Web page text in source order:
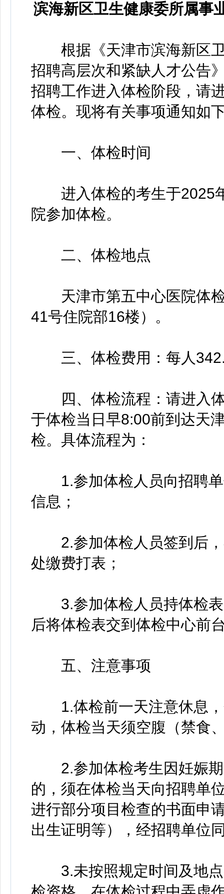
滨海新区卫生健康委所属事
根据《天津市滨海新区卫
招聘高层次和紧缺人才公告
招聘工作进入体检阶段，请
体检。现将有关事项通知如
一、体检时间
进入体检的考生于2025
院参加体检。
二、体检地点
天津市第五中心医院体检
41号住院部16楼）。
三、体检费用：每人
四、体检流程：请进入体
于体检当日早8:00前到达天
检。具体流程为：
1.参加体检人员向招聘单
信息；
2.参加体检人员签到后，
处缴费打表；
3.参加体检人员持体检表
后将体检表交到体检中心前
五、注意事项
1.体检前一天注意休息，
动，体检当天须空腹（禁食
2.参加体检考生因妊娠期
的，须在体检当天向招聘单
进行部分项目检查的书面申
出生证明等），经招聘单位
3.未按照规定时间及地点